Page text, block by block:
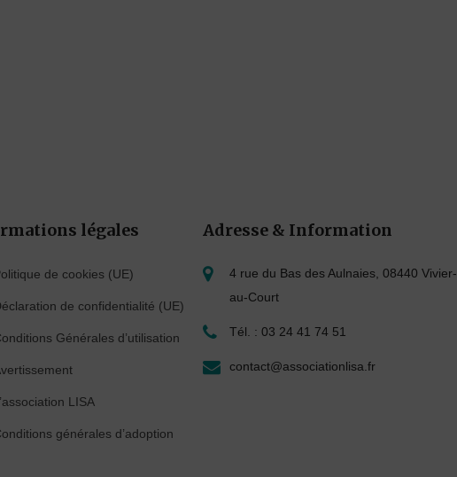
légales
de cookies (UE)
de confidentialité (UE)
Générales d’utilisation
LISA
générales d’adoption
Adresse & Information
4 rue du Bas des Aulnaies, 08440 Vivier-
au-Court
Tél. : 03 24 41 74 51
contact@associationlisa.fr